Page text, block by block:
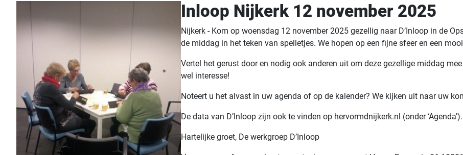
Inloop Nijkerk 12 november 2025
Nijkerk - Kom op woensdag 12 november 2025 gezellig naar D’Inloop in de
de middag in het teken van spelletjes. We hopen op een fijne sfeer en een
Vertel het gerust door en nodig ook anderen uit om deze gezellige middag
wel interesse!
Noteert u het alvast in uw agenda of op de kalender? We kijken uit naar uw
De data van D’Inloop zijn ook te vinden op hervormdnijkerk.nl (onder ‘Agenda’).
Hartelijke groet, De werkgroep D’Inloop